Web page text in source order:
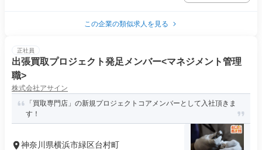
この企業の類似求人を見る
正社員
出張買取プロジェクト発足メンバー<マネジメント管理
職>
株式会社アサイン
「買取専門店」の新規プロジェクトコアメンバーとして入社頂きま
す！
神奈川県横浜市緑区台村町